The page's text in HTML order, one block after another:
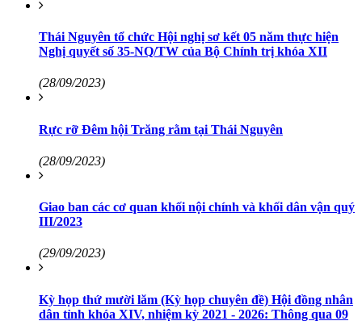
Thái Nguyên tổ chức Hội nghị sơ kết 05 năm thực hiện
Nghị quyết số 35-NQ/TW của Bộ Chính trị khóa XII
(28/09/2023)
Rực rỡ Đêm hội Trăng rằm tại Thái Nguyên
(28/09/2023)
Giao ban các cơ quan khối nội chính và khối dân vận quý
III/2023
(29/09/2023)
Kỳ họp thứ mười lăm (Kỳ họp chuyên đề) Hội đồng nhân
dân tỉnh khóa XIV, nhiệm kỳ 2021 - 2026: Thông qua 09